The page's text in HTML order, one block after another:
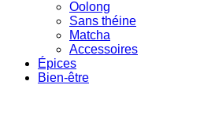
Oolong
Sans théine
Matcha
Accessoires
Épices
Bien-être